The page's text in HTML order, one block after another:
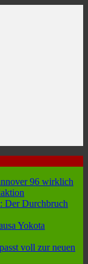
96 wirklich
Der Durchbruch
Yokota
voll zur neuen